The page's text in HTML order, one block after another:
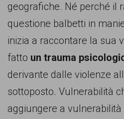
geografiche. Né perché il
questione balbetti in
inizia a raccontare la sua
fatto un trauma
derivante dalle violenze
sottoposto. Vulnerabilità
aggiungere a